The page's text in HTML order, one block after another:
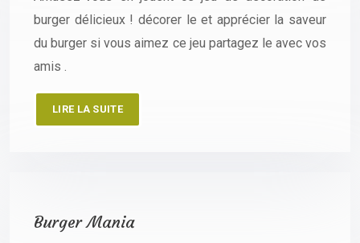
burger délicieux ! décorer le et apprécier la saveur
du burger si vous aimez ce jeu partagez le avec vos
amis .
LIRE LA SUITE
Burger Mania